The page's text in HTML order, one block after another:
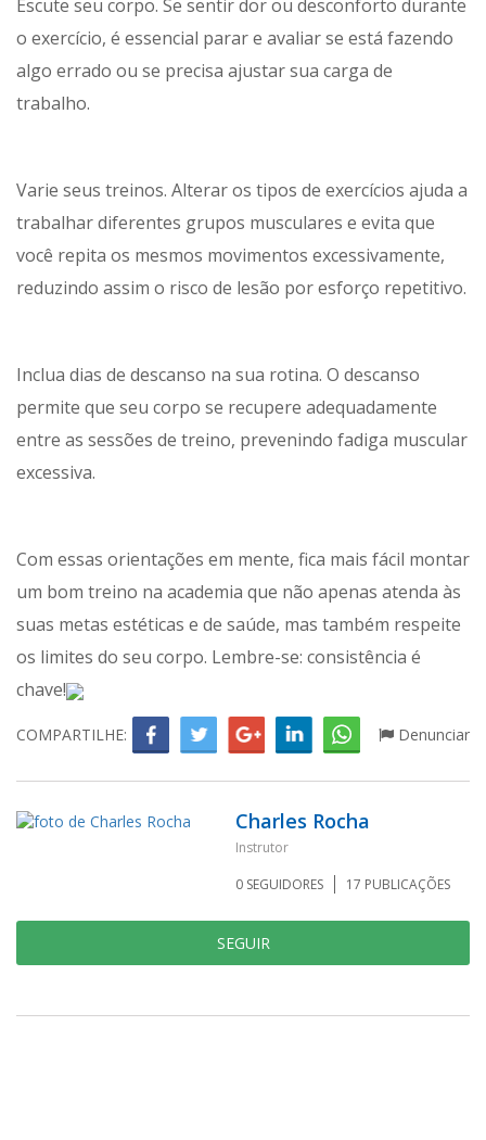
Escute seu corpo. Se sentir dor ou desconforto durante
o exercício, é essencial parar e avaliar se está fazendo
algo errado ou se precisa ajustar sua carga de
trabalho.
Varie seus treinos. Alterar os tipos de exercícios ajuda a
trabalhar diferentes grupos musculares e evita que
você repita os mesmos movimentos excessivamente,
reduzindo assim o risco de lesão por esforço repetitivo.
Inclua dias de descanso na sua rotina. O descanso
permite que seu corpo se recupere adequadamente
entre as sessões de treino, prevenindo fadiga muscular
excessiva.
Com essas orientações em mente, fica mais fácil montar
um bom treino na academia que não apenas atenda às
suas metas estéticas e de saúde, mas também respeite
os limites do seu corpo. Lembre-se: consistência é
chave!
COMPARTILHE: Denunciar
Charles Rocha
Instrutor
0 SEGUIDORES 17 PUBLICAÇÕES
SEGUIR